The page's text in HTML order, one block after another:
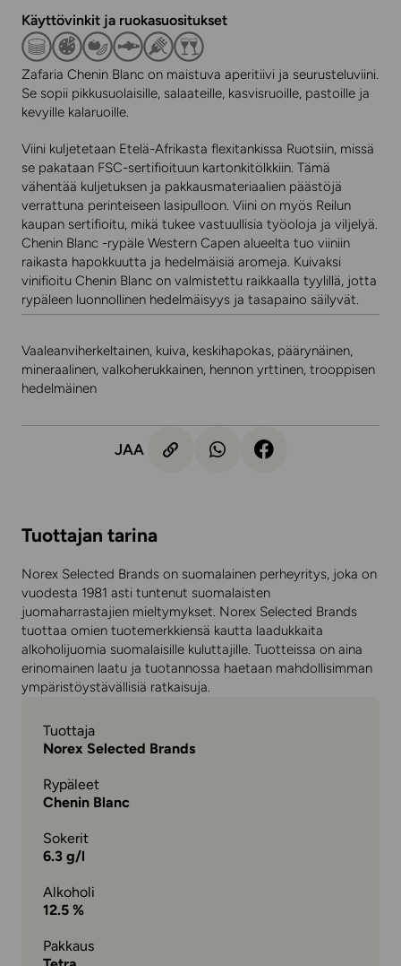
Käyttövinkit ja ruokasuositukset
Zafaria Chenin Blanc on maistuva aperitiivi ja seurusteluviini.
Se sopii pikkusuolaisille, salaateille, kasvisruoille, pastoille ja
kevyille kalaruoille.
Viini kuljetetaan Etelä-Afrikasta flexitankissa Ruotsiin, missä
se pakataan FSC-sertifioituun kartonkitölkkiin. Tämä
vähentää kuljetuksen ja pakkausmateriaalien päästöjä
verrattuna perinteiseen lasipulloon. Viini on myös Reilun
kaupan sertifioitu, mikä tukee vastuullisia työoloja ja viljelyä.
Chenin Blanc -rypäle Western Capen alueelta tuo viiniin
raikasta hapokkuutta ja hedelmäisiä aromeja. Kuivaksi
vinifioitu Chenin Blanc on valmistettu raikkaalla tyylillä, jotta
rypäleen luonnollinen hedelmäisyys ja tasapaino säilyvät.
Vaaleanviherkeltainen, kuiva, keskihapokas, päärynäinen,
mineraalinen, valkoherukkainen, hennon yrttinen, trooppisen
hedelmäinen
JAA
Tuottajan tarina
Norex Selected Brands on suomalainen perheyritys, joka on
vuodesta 1981 asti tuntenut suomalaisten
juomaharrastajien mieltymykset. Norex Selected Brands
tuottaa omien tuotemerkkiensä kautta laadukkaita
alkoholijuomia suomalaisille kuluttajille. Tuotteissa on aina
erinomainen laatu ja tuotannossa haetaan mahdollisimman
ympäristöystävällisiä ratkaisuja.
Tuottaja
Norex Selected Brands
Rypäleet
Chenin Blanc
Sokerit
6.3 g/l
Alkoholi
12.5 %
Pakkaus